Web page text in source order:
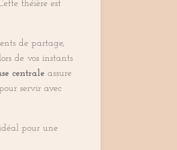
théière est
de partage,
de vos instants
centrale assure
servir avec
pour une